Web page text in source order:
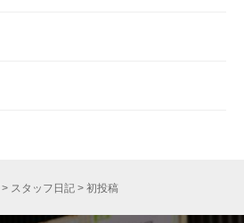
> スタッフ日記 > 初投稿